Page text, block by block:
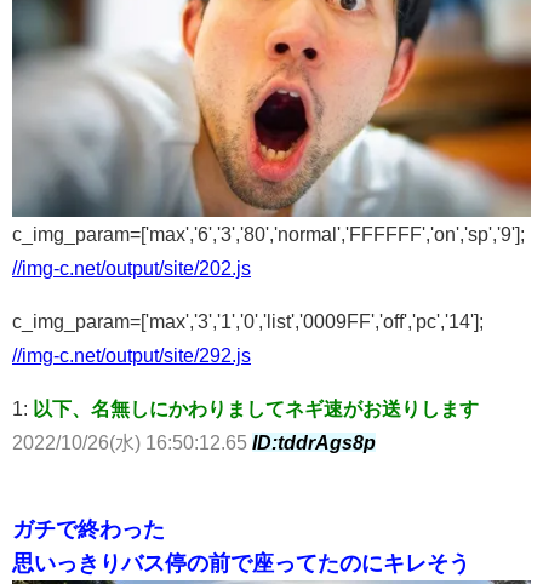
c_img_param=['max','6','3','80','normal','FFFFFF','on','sp','9'];
//img-c.net/output/site/202.js
c_img_param=['max','3','1','0','list','0009FF','off','pc','14'];
//img-c.net/output/site/292.js
1: 以下、名無しにかわりましてネギ速がお送りします
2022/10/26(水) 16:50:12.65 ID:tddrAgs8p
ガチで終わった
思いっきりバス停の前で座ってたのにキレそう